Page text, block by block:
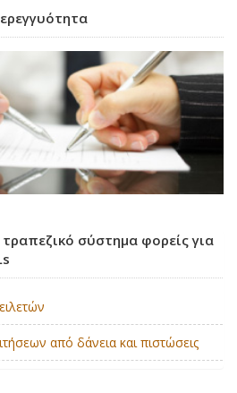
σύστημα φορείς για
από δάνεια και πιστώσεις